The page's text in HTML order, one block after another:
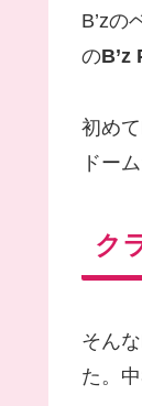
B’zの
のB’z
初め
ドー
ク
そん
た。